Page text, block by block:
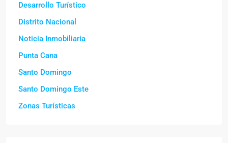
Desarrollo Turístico
Distrito Nacional
Noticia Inmobiliaria
Punta Cana
Santo Domingo
Santo Domingo Este
Zonas Turísticas